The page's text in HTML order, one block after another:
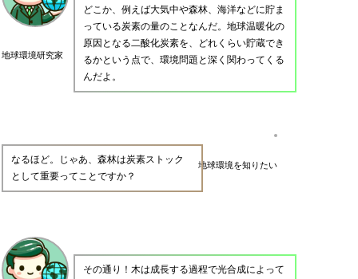
地球環境研究家
どこか、例えば大気中や森林、海洋などに貯ま
っている炭素の量のことなんだ。地球温暖化の
原因となる二酸化炭素を、どれくらい貯蔵でき
るかという点で、環境問題と深く関わってくる
んだよ。
地球環境を知りたい
なるほど。じゃあ、森林は炭素ストック
として重要ってことですか？
その通り！木は成長する過程で光合成によって